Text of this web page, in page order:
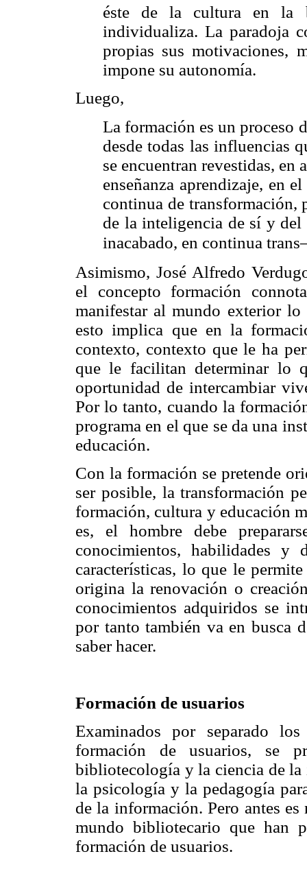
éste de la cultura en la
individualiza. La paradoja
propias sus motivaciones,
impone su autonomía.
Luego,
La formación es un proceso
desde todas las influencias
se encuentran revestidas, en
enseñanza aprendizaje, en
continua de transformación,
de la inteligencia de sí y del
inacabado, en continua
Asimismo, José Alfredo
el concepto formación
manifestar al mundo exterior
esto implica que en la
contexto, contexto que le ha
que le facilitan determinar lo
oportunidad de intercambiar
Por lo tanto, cuando la
programa en el que se da una
educación.
Con la formación se pretende
ser posible, la transformación
formación, cultura y educación
es, el hombre debe
conocimientos, habilidades y
características, lo que le
origina la renovación o
conocimientos adquiridos se
por tanto también va en busca
saber hacer.
Formación de usuarios
Examinados por separado
formación de usuarios, se
bibliotecología y la ciencia de la
la psicología y la pedagogía
de la información. Pero antes
mundo bibliotecario que han
formación de usuarios.